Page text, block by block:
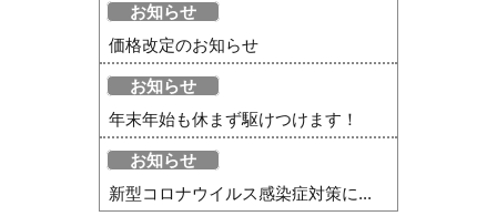
お知らせ
価格改定のお知らせ
お知らせ
年末年始も休まず駆けつけます！
お知らせ
新型コロナウイルス感染症対策に...